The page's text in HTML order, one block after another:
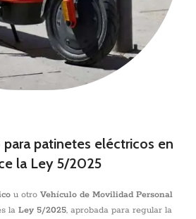
patinetes eléctricos en
la Ley 5/2025
u otro Vehículo de Movilidad Personal
la Ley 5/2025, aprobada para regular la